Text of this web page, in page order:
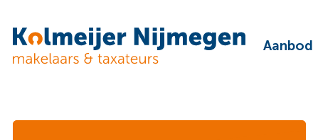
Aanbod